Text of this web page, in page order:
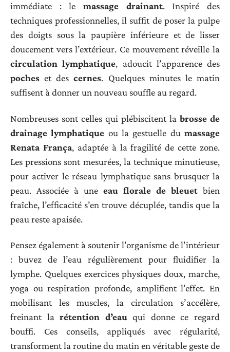
immédiate : le massage drainant. Inspiré des
techniques professionnelles, il suffit de poser la pulpe
des doigts sous la paupière inférieure et de lisser
doucement vers l’extérieur. Ce mouvement réveille la
circulation lymphatique, adoucit l’apparence des
poches et descernes. Quelques minutes le matin
suffisent à donner un nouveau souffle au regard.
Nombreuses sont celles qui plébiscitent la brosse de
drainage lymphatique ou la gestuelle dumassage
Renata França, adaptée à la fragilité de cette zone.
Les pressions sont mesurées, la technique minutieuse,
pour activer le réseau lymphatique sans brusquer la
peau. Associée à une eau florale de bleuet bien
fraîche, l’efficacité s’en trouve décuplée, tandis que la
peau reste apaisée.
Pensez également à soutenir l’organisme de l’intérieur
: buvez de l’eau régulièrement pour fluidifier la
lymphe. Quelques exercices physiques doux, marche,
yoga ou respiration profonde, amplifient l’effet. En
mobilisant les muscles, la circulation s’accélère,
freinant larétention d’eauqui donne ce regard
bouffi. Ces conseils, appliqués avec régularité,
transforment la routine du matin en véritable geste de